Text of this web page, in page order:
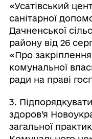
«Усатівський
санітарної
Дачненської
району від 26
«Про
комунальної
ради на праві
3.
здоров’я
загальної